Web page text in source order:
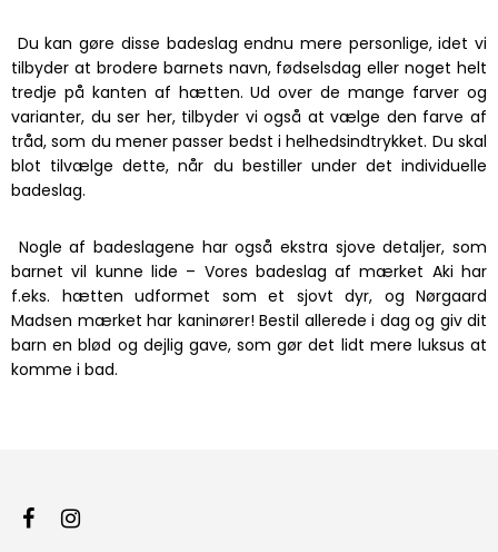
Du kan gøre disse badeslag endnu mere personlige, idet vi
tilbyder at brodere barnets navn, fødselsdag eller noget helt
tredje på kanten af hætten. Ud over de mange farver og
varianter, du ser her, tilbyder vi også at vælge den farve af
tråd, som du mener passer bedst i helhedsindtrykket. Du skal
blot tilvælge dette, når du bestiller under det individuelle
badeslag.
Nogle af badeslagene har også ekstra sjove detaljer, som
barnet vil kunne lide – Vores badeslag af mærket Aki har
f.eks. hætten udformet som et sjovt dyr, og Nørgaard
Madsen mærket har kaninører! Bestil allerede i dag og giv dit
barn en blød og dejlig gave, som gør det lidt mere luksus at
komme i bad.